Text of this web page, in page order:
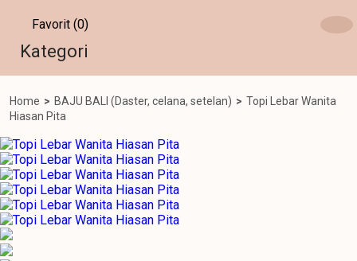
Kategori
Home > BAJU BALI (Daster, celana, setelan) > Topi Lebar Wanita
Hiasan Pita
Favorit (0)